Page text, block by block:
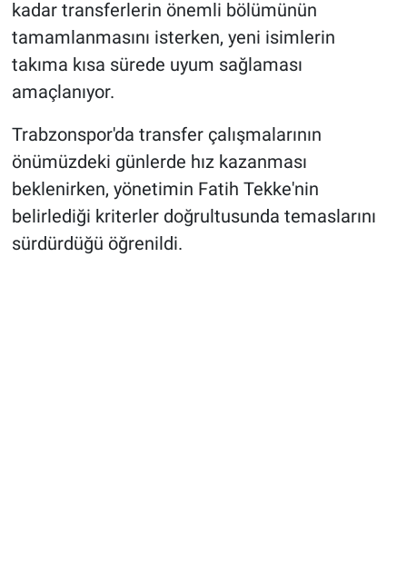
kadar transferlerin önemli bölümünün
tamamlanmasını isterken, yeni isimlerin
takıma kısa sürede uyum sağlaması
amaçlanıyor.
Trabzonspor'da transfer çalışmalarının
önümüzdeki günlerde hız kazanması
beklenirken, yönetimin Fatih Tekke'nin
belirlediği kriterler doğrultusunda temaslarını
sürdürdüğü öğrenildi.